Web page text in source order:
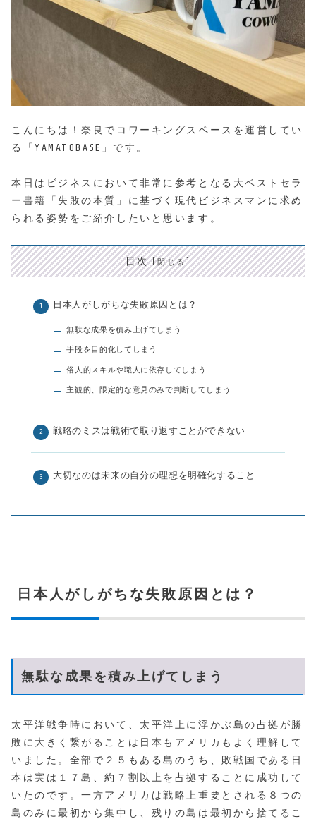
こんにちは！奈良でコワーキングスペースを運営してい
る「YAMATOBASE」です。
本日はビジネスにおいて非常に参考となる大ベストセラ
ー書籍「失敗の本質」に基づく現代ビジネスマンに求め
られる姿勢をご紹介したいと思います。
目次
日本人がしがちな失敗原因とは？
無駄な成果を積み上げてしまう
手段を目的化してしまう
俗人的スキルや職人に依存してしまう
主観的、限定的な意見のみで判断してしまう
戦略のミスは戦術で取り返すことができない
大切なのは未来の自分の理想を明確化すること
日本人がしがちな失敗原因とは？
無駄な成果を積み上げてしまう
太平洋戦争時において、太平洋上に浮かぶ島の占拠が勝
敗に大きく繋がることは日本もアメリカもよく理解して
いました。全部で２５もある島のうち、敗戦国である日
本は実は１７島、約７割以上を占拠することに成功して
いたのです。一方アメリカは戦略上重要とされる８つの
島のみに最初から集中し、残りの島は最初から捨てるこ